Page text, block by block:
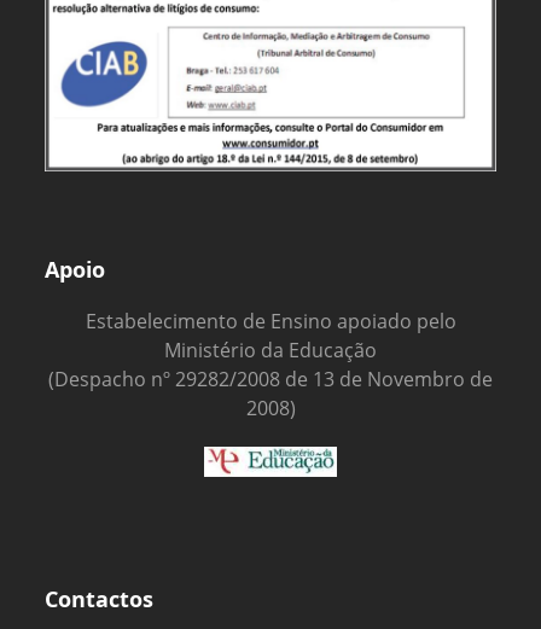
Apoio
Estabelecimento de Ensino apoiado pelo
Ministério da Educação
(Despacho nº 29282/2008 de 13 de Novembro de
2008)
Contactos